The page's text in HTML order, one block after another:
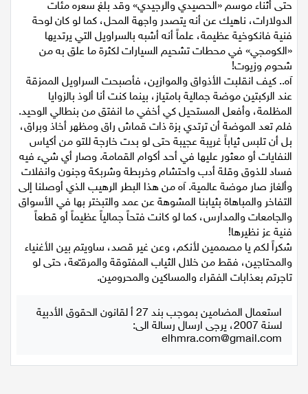
تشبه بقع الشحم وزيت السيارات، وكان يمكن أن أرفض ارتداءه
حتى أثناء موسم «الحصيدي والرجيدي» وقد بلغ سعره مئات
الدولارات، ناهيك عن أنه يتصدر واجهة المحل، كما لو كان لوحة
فنية فانكوخية عظيمة، علماً أنه أشبه بالسراويل التي يرتديها
«الكومجي» في محطات تشحيم السيارات لكثرة ما علق به من
شحوم وزيوت!
آه.. كيف انقلبت الأذواق والموازين، فأصبحت السراويل الممزقة
عند الركبتين موضة جمالية بامتياز، بينما كنت أنا ألوذ بالزوايا
المظلمة، وأفعل المستحيل كي أخفي ما انفتق من بنطالي الوحيد.
فلم تعد الموضة أن ترتدي بزة ذات قماش راق ومظهر أخاذ وبراق،
بل أن تلبس ثياباً غريبة عجيبة حتى لو بدت خارجة للتو من أكياس
النفايات أو معثور عليها في أحد أكوام القمامة. وصار أي شيء فيه
فساد للذوق وقلة أدب واحتشام وخربطة وشربكة وجنون وانفلات
وألغاز صار موضة عالمية. آه من هذا البطر الرهيب الذي أوصلنا إلى
التفاخر والمباهاة بثيابنا المشوهة عن عمد والتبختر بها في الأسواق
والجامعات والمدارس، كما لو كانت فتحاً جمالياً عظيماً أو قطعاً
فنية عز نظيرها!
شكراً لكم يا مصممين لأنكم، وعن غير قصد، ساويتم بين الأغنياء
والمحتاجين، فقط من خلال الثياب المفتوقة والمرقـّعة، حتى لو
استعمال المضامين بموجب بند 27 أ لقانون الحقوق الأدبية
لسنة 2007، يرجى ارسال رسالة الى: